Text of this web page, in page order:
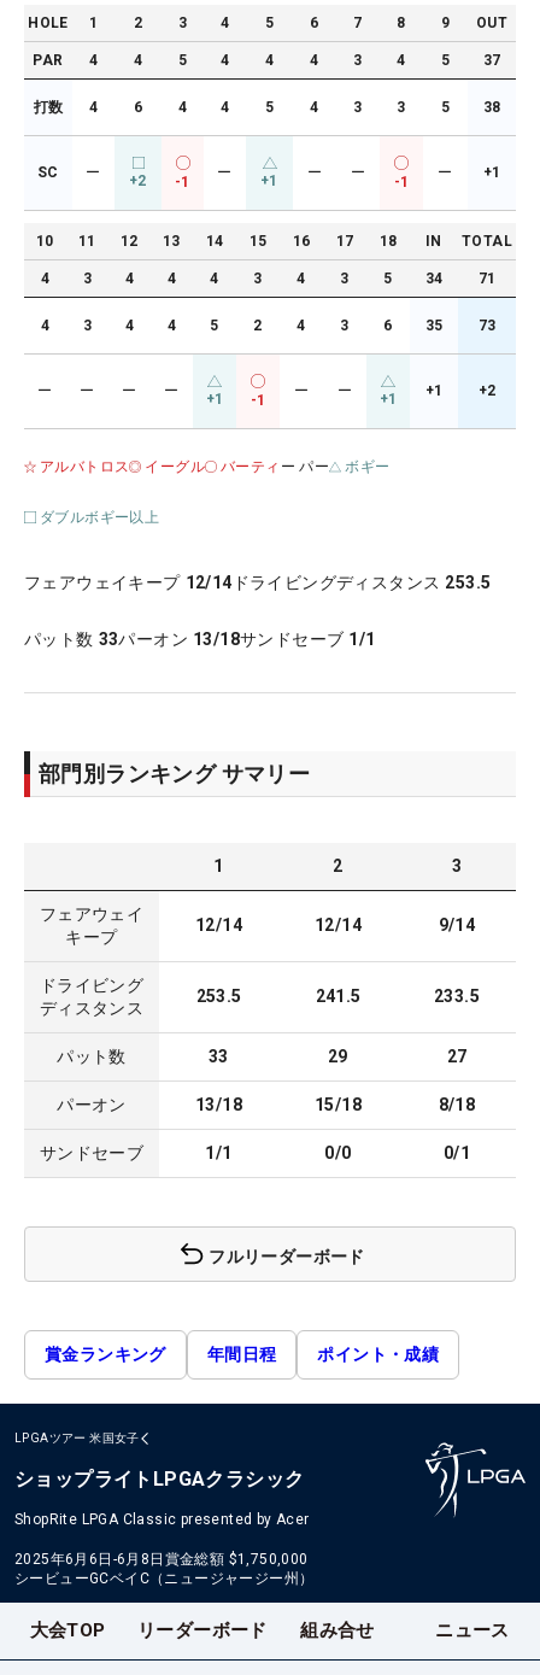
HOLE 1 2 3 4 5 6 7 8 9 OUT
PAR 4 4 5 4 4 4 3 4 5 37
打数 4 6 4 4 5 4 3 3 5 38
SC ー +2 -1
ー +1 ー ー
-1
ー +1
10 11 12 13 14 15 16 17 18 IN TOTAL
4 3 4 4 4 3 4 3 5 34 71
4 3 4 4 5 2 4 3 6 35 73
ー ー ー ー +1 -1
ー ー +1 +1 +2
アルバトロス イーグル バーティ ー パー ボギー
ダブルボギー以上
フェアウェイキープ 12/14 ドライビングディスタンス 253.5
パット数 33パーオン 13/18サンドセーブ 1/1
部門別ランキング サマリー
1 2 3
フェアウェイ
キープ
12/14 12/14 9/14
ドライビング
ディスタンス
253.5 241.5 233.5
パット数 33 29 27
パーオン 13/18 15/18 8/18
サンドセーブ 1/1 0/0 0/1
フルリーダーボード
賞金ランキング 年間日程 ポイント・成績
LPGAツアー 米国女子
ショップライトLPGAクラシック
ShopRite LPGA Classic presented by Acer
2025年6月6日-6月8日 賞金総額 $1,750,000
シービューGCベイC（ニュージャージー州）
大会TOP リーダーボード 組み合せ ニュース